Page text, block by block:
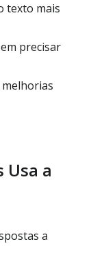
texto mais
precisar
Usa a
a